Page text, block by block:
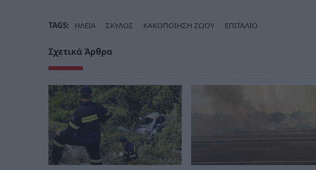
TAGS: ΗΛΕΙΑ ΣΚΥΛΟΣ ΚΑΚΟΠΟΙΗΣΗ ΖΩΟΥ ΕΠΙΤΑΛΙΟ
Σχετικά Άρθρα